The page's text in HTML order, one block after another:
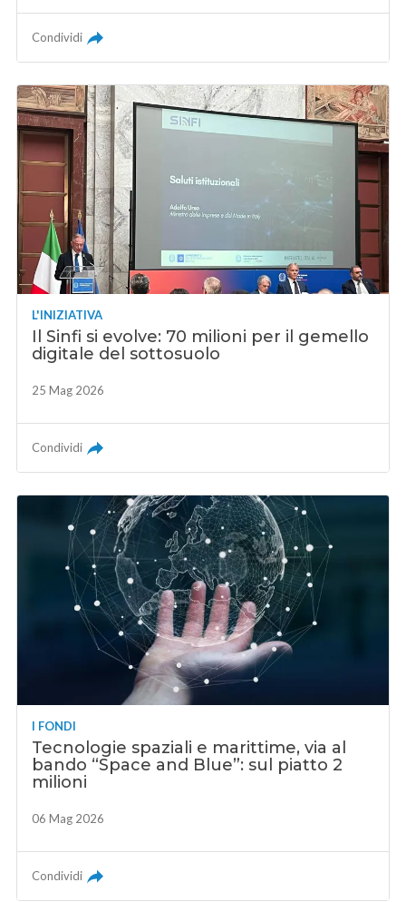
Condividi
L'INIZIATIVA
Il Sinfi si evolve: 70 milioni per il gemello
digitale del sottosuolo
25 Mag 2026
Condividi
I FONDI
Tecnologie spaziali e marittime, via al
bando “Space and Blue”: sul piatto 2
milioni
06 Mag 2026
Condividi